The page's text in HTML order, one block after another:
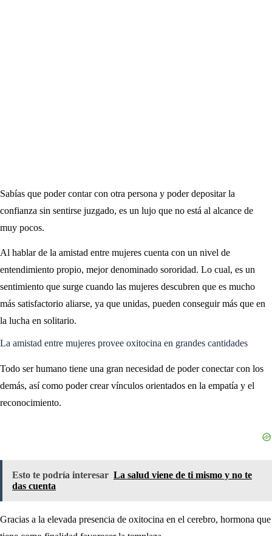
Sabías que poder contar con otra persona y poder depositar la
confianza sin sentirse juzgado, es un lujo que no está al alcance de
muy pocos.
Al hablar de la amistad entre mujeres cuenta con un nivel de
entendimiento propio, mejor denominado sororidad. Lo cual, es un
sentimiento que surge cuando las mujeres descubren que es mucho
más satisfactorio aliarse, ya que unidas, pueden conseguir más que en
la lucha en solitario.
La amistad entre mujeres provee oxitocina en grandes cantidades
Todo ser humano tiene una gran necesidad de poder conectar con los
demás, así como poder crear vínculos orientados en la empatía y el
reconocimiento.
Esto te podría interesar La salud viene de ti mismo y no te
das cuenta
Gracias a la elevada presencia de oxitocina en el cerebro, hormona que